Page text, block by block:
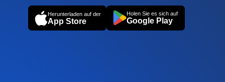
Herunterladen auf der
App Store
Holen Sie es sich auf
Google Play